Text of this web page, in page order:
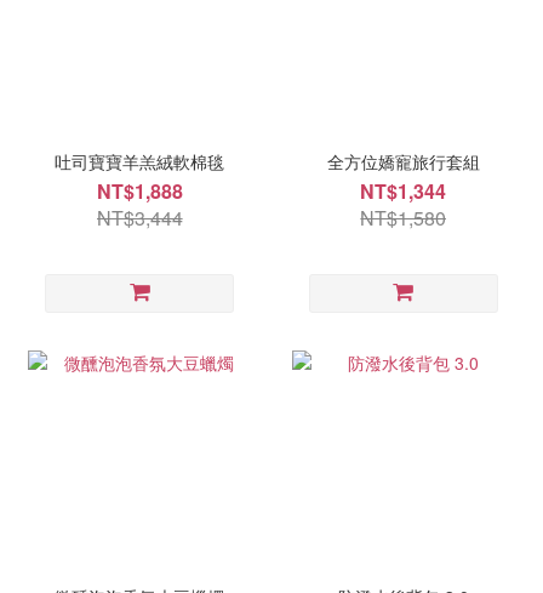
吐司寶寶羊羔絨軟棉毯
NT$1,888
NT$3,444
全方位嬌寵旅行套組
NT$1,344
NT$1,580